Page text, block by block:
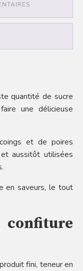
quantité de sucre
une délicieuse
et de poires
aussitôt utilisées
en saveurs, le tout
confiture
fini, teneur en